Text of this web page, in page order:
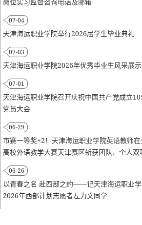
07-04
天津海运职业学院举行2026届学生毕业典礼
07-03
天津海运职业学院2026年优秀毕业生风采展示
07-01
天津海运职业学院召开庆祝中国共产党成立
党员大会
06-29
市赛一等奖+2！天津海运职业学院英语教师在
高校外语教学大赛天津赛区斩获团队、个人双
06-26
以青春之名 赴西部之约——记天津海运职业
2026年西部计划志愿者左力文同学